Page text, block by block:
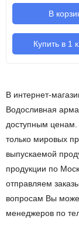
В
Купить в 1
В интернет-
Водосливная
доступным ценам.
только мировых
выпускаемой
продукции по
отправляем
вопросам Вы
менеджеров по